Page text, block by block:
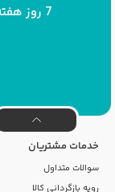
7 روز هفته ، 24 ساعته پاسخگوی شما هستیم
خدمات مشتریان
سوالات متداول
رویه بازگردانی کالا